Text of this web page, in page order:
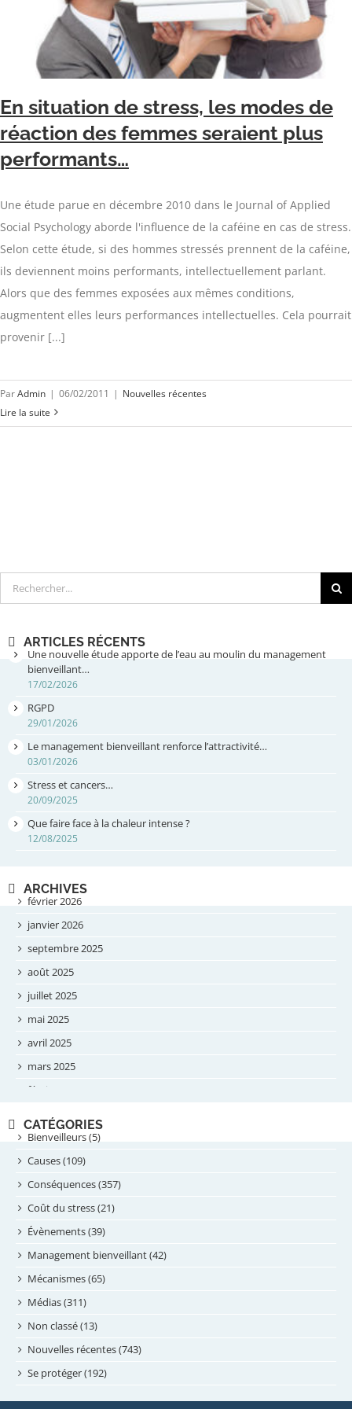
En situation de stress, les modes de
réaction des femmes seraient plus
performants…
Une étude parue en décembre 2010 dans le Journal of Applied
Social Psychology aborde l'influence de la caféine en cas de stress.
Selon cette étude, si des hommes stressés prennent de la caféine,
ils deviennent moins performants, intellectuellement parlant.
Alors que des femmes exposées aux mêmes conditions,
augmentent elles leurs performances intellectuelles. Cela pourrait
provenir [...]
ParAdmin | 06/02/2011 | Nouvelles récentes
Lire la suite
Rechercher
ARTICLES RÉCENTS
Une nouvelle étude apporte de l’eau au moulin du management
bienveillant…
17/02/2026
RGPD
29/01/2026
Le management bienveillant renforce l’attractivité…
03/01/2026
Stress et cancers…
20/09/2025
Que faire face à la chaleur intense ?
12/08/2025
ARCHIVES
février 2026
janvier 2026
septembre 2025
août 2025
juillet 2025
mai 2025
avril 2025
mars 2025
février 2025
septembre 2024
août 2024
juillet 2024
juin 2024
mai 2024
avril 2024
février 2024
janvier 2024
novembre 2023
octobre 2023
septembre 2023
CATÉGORIES
Bienveilleurs (5)
Causes (109)
Conséquences (357)
Coût du stress (21)
Évènements (39)
Management bienveillant (42)
Mécanismes (65)
Médias (311)
Non classé (13)
Nouvelles récentes (743)
Se protéger (192)